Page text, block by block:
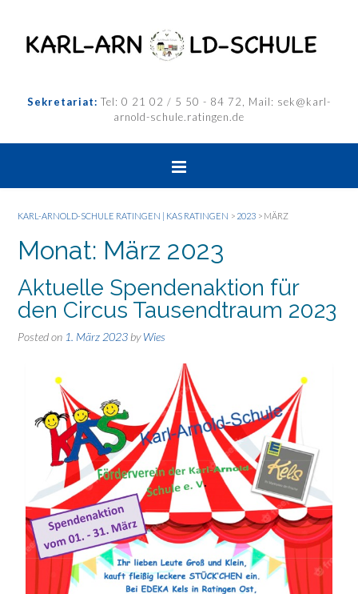
Sekretariat: Tel: 0 21 02 / 5 50 - 84 72, Mail: sek@karl-
arnold-schule.ratingen.de
KARL-ARNOLD-SCHULE RATINGEN | KAS RATINGEN > 2023 > MÄRZ
Monat: März 2023
Aktuelle Spendenaktion für
den Circus Tausendtraum 2023
Posted on 1. März 2023byWies